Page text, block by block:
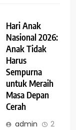
Hari Anak
Nasional 2026:
Anak Tidak
Harus
Sempurna
untuk Meraih
Masa Depan
Cerah
admin
2